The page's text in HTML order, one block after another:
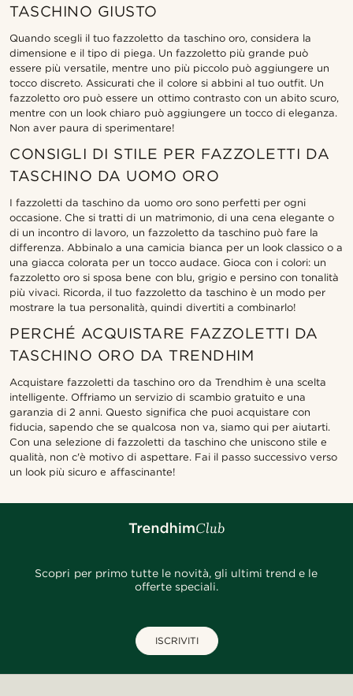
TASCHINO GIUSTO
Quando scegli il tuo fazzoletto da taschino oro, considera la
dimensione e il tipo di piega. Un fazzoletto più grande può
essere più versatile, mentre uno più piccolo può aggiungere un
tocco discreto. Assicurati che il colore si abbini al tuo outfit. Un
fazzoletto oro può essere un ottimo contrasto con un abito scuro,
mentre con un look chiaro può aggiungere un tocco di eleganza.
Non aver paura di sperimentare!
CONSIGLI DI STILE PER FAZZOLETTI DA
TASCHINO DA UOMO ORO
I fazzoletti da taschino da uomo oro sono perfetti per ogni
occasione. Che si tratti di un matrimonio, di una cena elegante o
di un incontro di lavoro, un fazzoletto da taschino può fare la
differenza. Abbinalo a una camicia bianca per un look classico o a
una giacca colorata per un tocco audace. Gioca con i colori: un
fazzoletto oro si sposa bene con blu, grigio e persino con tonalità
più vivaci. Ricorda, il tuo fazzoletto da taschino è un modo per
mostrare la tua personalità, quindi divertiti a combinarlo!
PERCHÉ ACQUISTARE FAZZOLETTI DA
TASCHINO ORO DA TRENDHIM
Acquistare fazzoletti da taschino oro da Trendhim è una scelta
intelligente. Offriamo un servizio di scambio gratuito e una
garanzia di 2 anni. Questo significa che puoi acquistare con
fiducia, sapendo che se qualcosa non va, siamo qui per aiutarti.
Con una selezione di fazzoletti da taschino che uniscono stile e
qualità, non c'è motivo di aspettare. Fai il passo successivo verso
un look più sicuro e affascinante!
Scopri per primo tutte le novità, gli ultimi trend e le
offerte speciali.
ISCRIVITI